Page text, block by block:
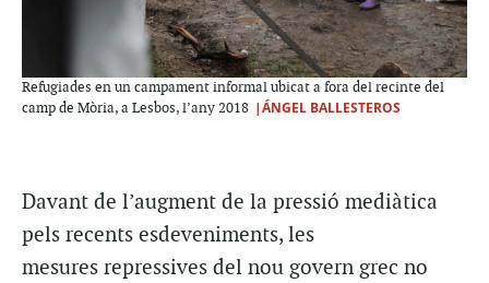
Refugiades en un campament informal ubicat a fora del recinte del
camp de Mòria, a Lesbos, l’any 2018 |ÁNGEL BALLESTEROS
Davant de l’augment de la pressió mediàtica
pels recents esdeveniments, les
mesures repressives del nou govern grec no